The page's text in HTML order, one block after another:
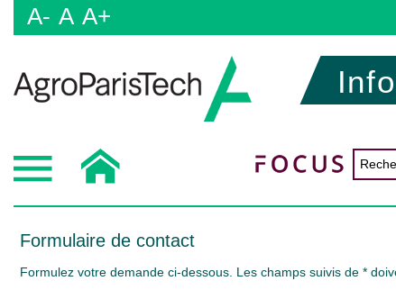
A- A A+
Formulaire de contact
Formulez votre demande ci-dessous. Les champs suivis de *